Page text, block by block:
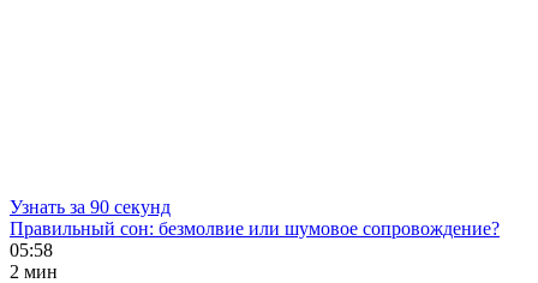
Узнать за 90 секунд
Правильный сон: безмолвие или шумовое сопровождение?
05:58
2 мин